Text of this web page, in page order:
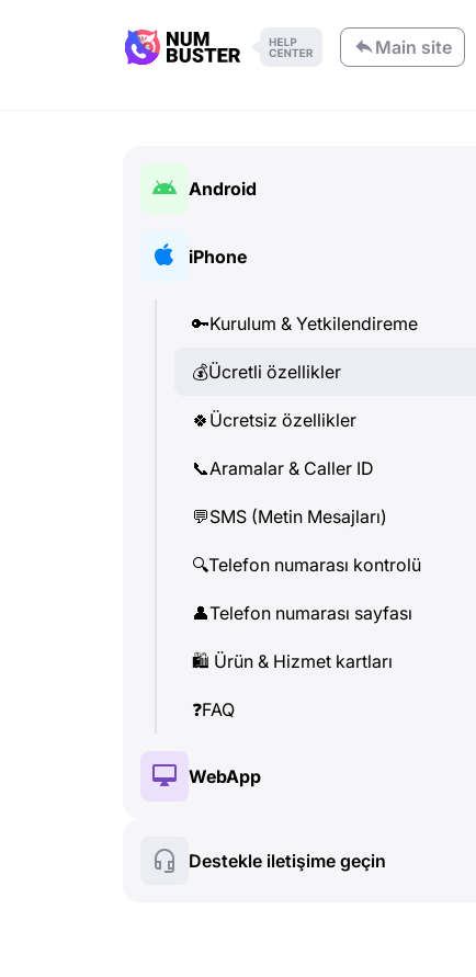
Main site
Android
🔑
iPhone
🔑Kurulum & Yetkilendireme
💰Ücretli özellikler
🍀 Ücretsiz özellikler
📞Aramalar & Caller ID
💬SMS (Metin Mesajları)
🔍Telefon numarası kontrolü
👤Telefon numarası sayfası
🛍 ️ Ürün & Hizmet kartları
❓FAQ
WebApp
Destekle iletişime geçin